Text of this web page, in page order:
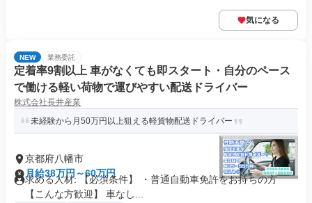
気になる
NEW 業務委託
定着率9割以上 車がなくても即スタート・自分のペース
で働ける軽い荷物で運びやすい配送ドライバー
株式会社長井産業
未経験から月50万円以上狙える軽貨物配送ドライバー
京都府八幡市
月給38万円～60万円
求める人材: 【必須条件】 ・普通自動車免許をお持ちの方
【こんな方歓迎】 車なし...